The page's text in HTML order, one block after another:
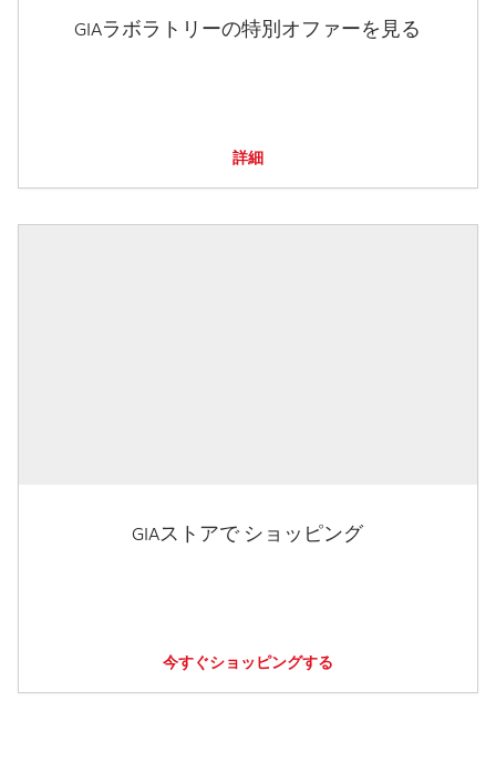
GIAラボラトリーの特別オファーを見る
詳細
GIAストアで ショッピング
今すぐショッピングする